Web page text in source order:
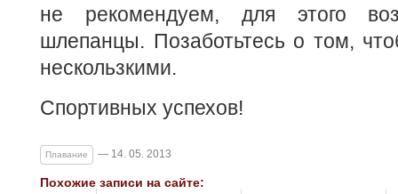
не рекомендуем, для этого
шлепанцы. Позаботьтесь о том,
нескользкими.
Спортивных успехов!
Плавание — 14. 05. 2013
Похожие записи на сайте: